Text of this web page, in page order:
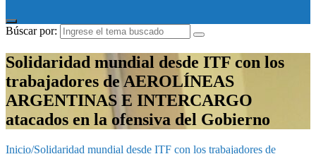
Búscar por:
Solidaridad mundial desde ITF con los
trabajadores de AEROLÍNEAS
ARGENTINAS E INTERCARGO
atacados en la ofensiva del Gobierno
Inicio/Solidaridad mundial desde ITF con los trabajadores de